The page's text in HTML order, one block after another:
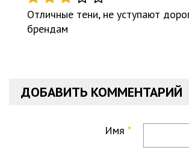
Отличные тени, не уступают
брендам
ДОБАВИТЬ КОММЕНТАРИЙ
Имя